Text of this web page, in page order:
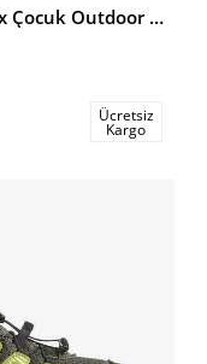
Salomon Patrol J Unisex Çocuk Outdoor Ayakkabı
Ücretsiz
Kargo